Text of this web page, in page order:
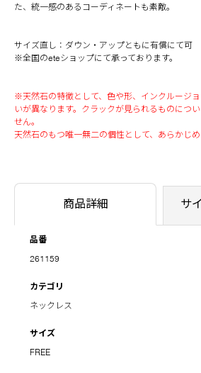
た、統一感のあるコーディネートも素敵。
サイズ直し：ダウン・アップともに有償にて可
※全国のeteショップにて承っております。
※天然石の特徴として、色や形、インクルージ
いが異なります。クラックが見られるものにつ
せん。
天然石のもつ唯一無二の個性として、あらかじめ
商品詳細 サ
品番
261159
カテゴリ
ネックレス
サイズ
FREE